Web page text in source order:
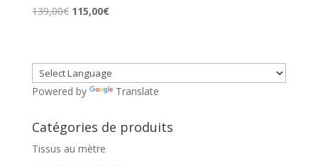
139,00€ Le
139,00€.
115,00€Le
115,00€.
Powered by
Translate
Catégories de produits
Tissus au mètre